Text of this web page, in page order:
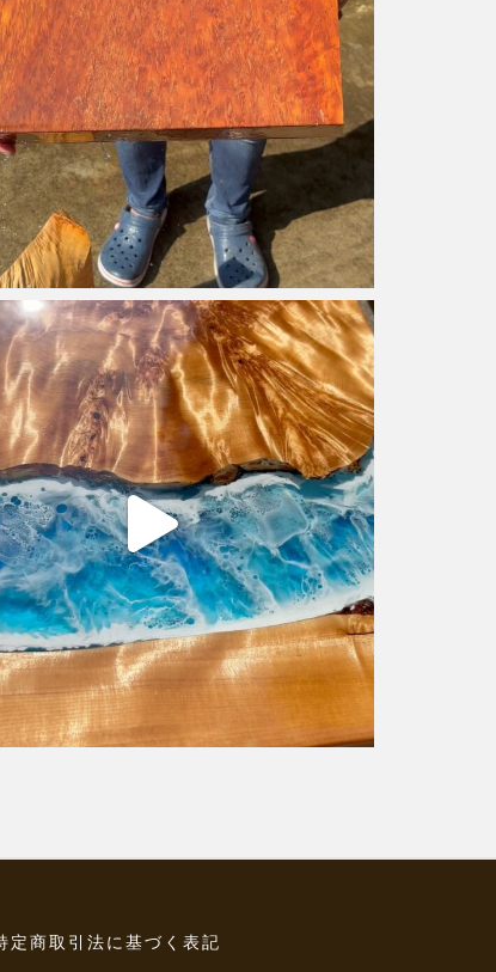
定商取引法に基づく表記